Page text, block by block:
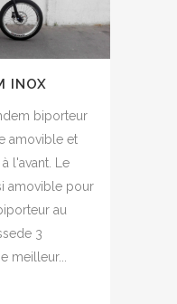
INOX
biporteur
amovible et
l'avant. Le
amovible pour
au
3
meilleur...